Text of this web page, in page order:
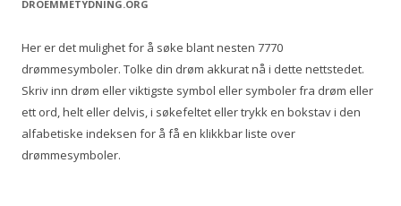
f
o
r
DROEMMETYDNING.ORG
Her er det mulighet for å søke blant nesten 7770
drømmesymboler. Tolke din drøm akkurat nå i dette nettstedet.
Skriv inn drøm eller viktigste symbol eller symboler fra drøm eller
ett ord, helt eller delvis, i søkefeltet eller trykk en bokstav i den
alfabetiske indeksen for å få en klikkbar liste over
drømmesymboler.